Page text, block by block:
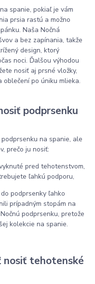
spanie, pokiaľ je vám
prsia rastú a možno
Naša Nočná
a bez zapínania, takže
design, ktorý
noci. Ďalšou výhodou
nosiť aj prsné vložky,
po úniku mlieka.
podprsenku
na spanie, ale
prečo ju nosiť:
pred tehotenstvom,
ľahkú podporu,
podprsenky ľahko
prípadným stopám na
podprsenku, pretože
kolekcie na spanie.
nosiť tehotenské